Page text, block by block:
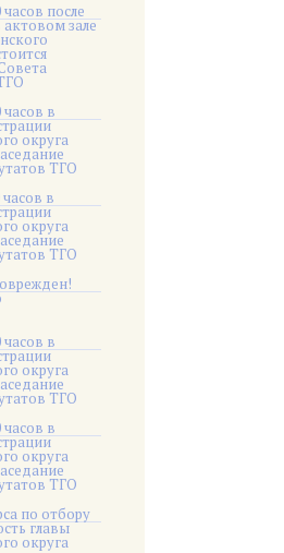
после
зале
часов в
округа
ТГО
в
округа
ТГО
часов в
округа
ТГО
часов в
округа
ТГО
по отбору
главы
округа